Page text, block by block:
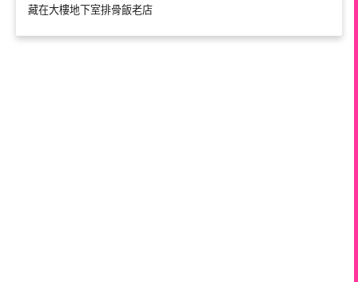
藏在大樓地下室排骨飯老店